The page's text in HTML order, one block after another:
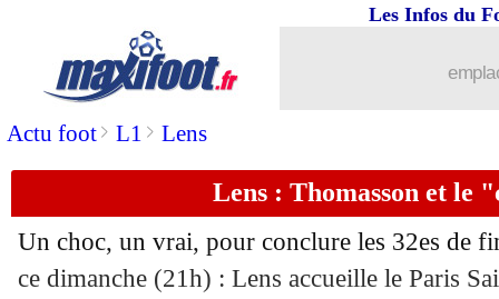
Actu foot> L1 > Lens
Les Infos du
Lens : Thomasson et le
Un choc, un vrai, pour conclure les 32es de
ce dimanche (21h) : Lens accueille le Paris
: Mbappé davantage détendu ?
22/12 Lille: Pep Genesio, l'aveu de David
22/12 ASM-PSG: arbitrage incohérent
22/12 Nantes: la colère du président de